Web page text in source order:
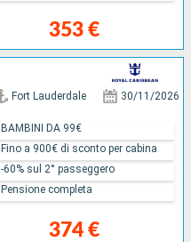
353 €
Fort Lauderdale 30/11/2026
374 €
BAMBINI DA 99€
Fino a 900€ di sconto per cabina
-60% sul 2° passeggero
Pensione completa